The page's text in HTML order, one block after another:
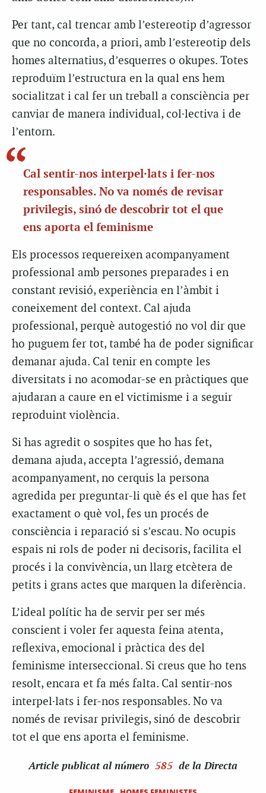
Per tant, cal trencar amb l’estereotip d’agressor
que no concorda, a priori, amb l’estereotip dels
homes alternatius, d’esquerres o okupes. Totes
reproduïm l’estructura en la qual ens hem
socialitzat i cal fer un treball a consciència per
canviar de manera individual, col·lectiva i de
l’entorn.
Cal sentir-nos interpel·lats i fer-nos
responsables. No va només de revisar
privilegis, sinó de descobrir tot el que
ens aporta el feminisme
Els processos requereixen acompanyament
professional amb persones preparades i en
constant revisió, experiència en l’àmbit i
coneixement del context. Cal ajuda
professional, perquè autogestió no vol dir que
ho puguem fer tot, també ha de poder significar
demanar ajuda. Cal tenir en compte les
diversitats i no acomodar-se en pràctiques que
ajudaran a caure en el victimisme i a seguir
reproduint violència.
Si has agredit o sospites que ho has fet,
demana ajuda, accepta l’agressió, demana
acompanyament, no cerquis la persona
agredida per preguntar-li què és el que has fet
exactament o què vol, fes un procés de
consciència i reparació si s’escau. No ocupis
espais ni rols de poder ni decisoris, facilita el
procés i la convivència, un llarg etcètera de
petits i grans actes que marquen la diferència.
L’ideal polític ha de servir per ser més
conscient i voler fer aquesta feina atenta,
reflexiva, emocional i pràctica des del
feminisme interseccional. Si creus que ho tens
resolt, encara et fa més falta. Cal sentir-nos
interpel·lats i fer-nos responsables. No va
només de revisar privilegis, sinó de descobrir
tot el que ens aporta el feminisme.
Article publicat al número 585 de la Directa